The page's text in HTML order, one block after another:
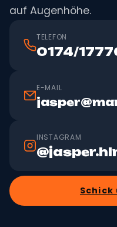
auf Augenhöhe.
TELEFON
0174/
E-MAIL
INSTAGRAM
Schick